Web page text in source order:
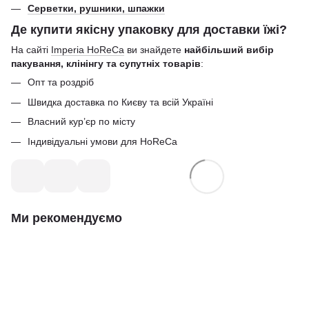
Серветки, рушники, шпажки
Де купити якісну упаковку для доставки їжі?
На сайті Imperia HoReCa ви знайдете найбільший вибір
пакування, клінінгу та супутніх товарів:
Опт та роздріб
Швидка доставка по Києву та всій Україні
Власний кур’єр по місту
Індивідуальні умови для HoReCa
Ми рекомендуємо